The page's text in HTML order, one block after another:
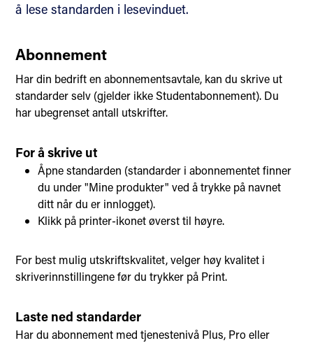
å lese standarden i lesevinduet.
Abonnement
Har din bedrift en abonnementsavtale, kan du skrive ut
standarder selv (gjelder ikke Studentabonnement). Du
har ubegrenset antall utskrifter.
For å skrive ut
Åpne standarden (standarder i abonnementet finner
du under "Mine produkter" ved å trykke på navnet
ditt når du er innlogget).
Klikk på printer-ikonet øverst til høyre.
For best mulig utskriftskvalitet, velger høy kvalitet i
skriverinnstillingene før du trykker på Print.
Laste ned standarder
Har du abonnement med tjenestenivå Plus, Pro eller